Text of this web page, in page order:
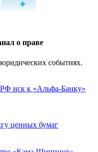
о праве
событиях.
РФ иск к «Альфа-Банку»
ценных бумаг